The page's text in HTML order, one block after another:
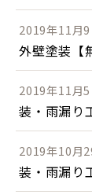
2019年11月9
外壁塗装【
2019年11月5
装・雨漏り
2019年10月
装・雨漏り